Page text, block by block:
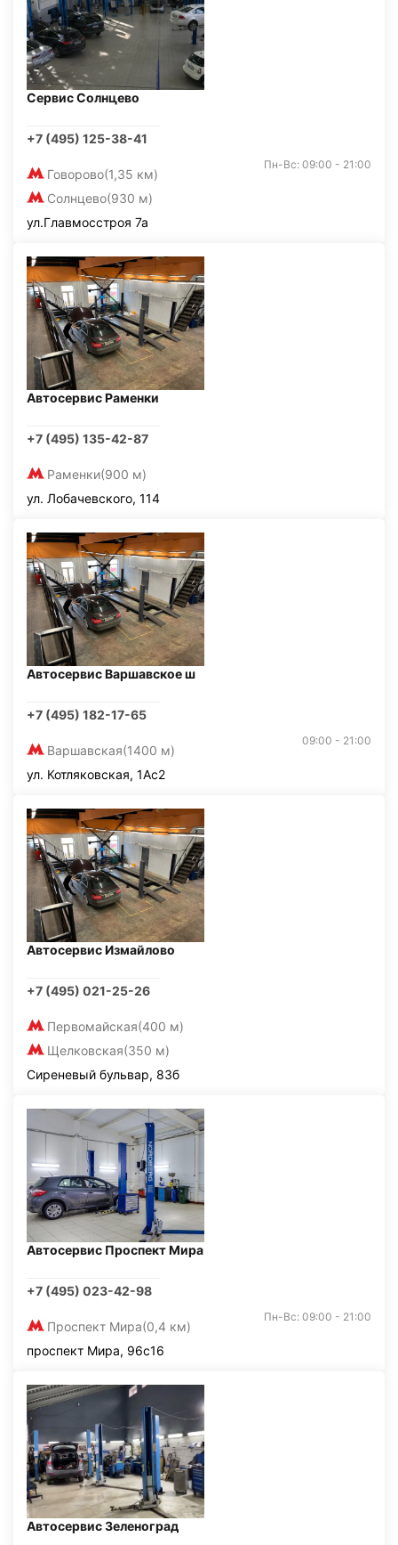
Сервис Солнцево
+7 (495) 125-38-41
Говорово(1,35 км)
Солнцево(930 м)
Пн-Вс: 09:00 - 21:00
ул.Главмосстроя 7а
Автосервис Раменки
+7 (495) 135-42-87
Раменки(900 м)
ул. Лобачевского, 114
Автосервис Варшавское ш
+7 (495) 182-17-65
Варшавская(1400 м)
09:00 - 21:00
ул. Котляковская, 1Ас2
Автосервис Измайлово
+7 (495) 021-25-26
Первомайская(400 м)
Щелковская(350 м)
Сиреневый бульвар, 83б
Автосервис Проспект Мира
+7 (495) 023-42-98
Проспект Мира(0,4 км)
Пн-Вс: 09:00 - 21:00
проспект Мира, 96с16
Автосервис Зеленоград